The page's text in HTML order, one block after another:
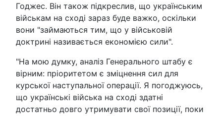
Годжес. Він також підкреслив, що українським
військам на сході зараз буде важко, оскільки
вони "займаються тим, що у військовій
доктрині називається економією сили".
"На мою думку, аналіз Генерального штабу є
вірним: пріоритетом є зміцнення сил для
курської наступальної операції. Я погоджуюсь,
що українські війська на сході здатні
достатньо довго утримувати свої позиції, поки